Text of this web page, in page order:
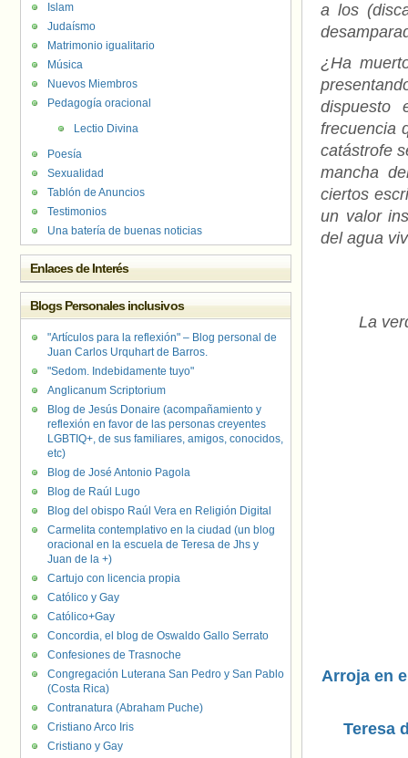
a los
¿Ha
dispuesto
frecuencia
catástrofe
mancha
ciertos
un valor
del agua
La
Arroja en
Teresa
Islam
Judaísmo
Matrimonio igualitario
Música
Nuevos Miembros
Pedagogía oracional
Lectio Divina
Poesía
Sexualidad
Tablón de Anuncios
Testimonios
Una batería de buenas noticias
Enlaces de Interés
Blogs Personales inclusivos
"Artículos para la reflexión" – Blog personal de
Juan Carlos Urquhart de Barros.
"Sedom. Indebidamente tuyo"
Anglicanum Scriptorium
Blog de Jesús Donaire (acompañamiento y
reflexión en favor de las personas creyentes
LGBTIQ+, de sus familiares, amigos, conocidos,
etc)
Blog de José Antonio Pagola
Blog de Raúl Lugo
Blog del obispo Raúl Vera en Religión Digital
Carmelita contemplativo en la ciudad (un blog
oracional en la escuela de Teresa de Jhs y
Juan de la +)
Cartujo con licencia propia
Católico y Gay
Católico+Gay
Concordia, el blog de Oswaldo Gallo Serrato
Confesiones de Trasnoche
Congregación Luterana San Pedro y San Pablo
(Costa Rica)
Contranatura (Abraham Puche)
Cristiano Arco Iris
Cristiano y Gay